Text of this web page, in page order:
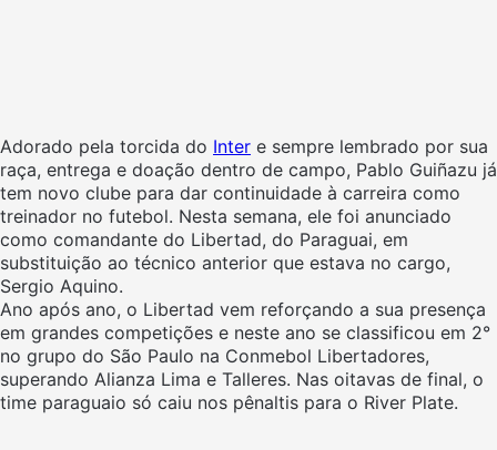
Adorado pela torcida do Inter e sempre lembrado por sua
raça, entrega e doação dentro de campo, Pablo Guiñazu já
tem novo clube para dar continuidade à carreira como
treinador no futebol. Nesta semana, ele foi anunciado
como comandante do Libertad, do Paraguai, em
substituição ao técnico anterior que estava no cargo,
Sergio Aquino.
Ano após ano, o Libertad vem reforçando a sua presença
em grandes competições e neste ano se classificou em 2°
no grupo do São Paulo na Conmebol Libertadores,
superando Alianza Lima e Talleres. Nas oitavas de final, o
time paraguaio só caiu nos pênaltis para o River Plate.